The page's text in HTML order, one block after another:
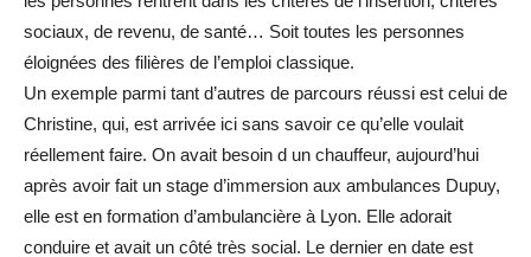
sociaux, de revenu, de santé… Soit toutes les personnes
éloignées des filières de l’emploi classique.
Un exemple parmi tant d’autres de parcours réussi est celui de
Christine, qui, est arrivée ici sans savoir ce qu’elle voulait
réellement faire. On avait besoin d un chauffeur, aujourd’hui
après avoir fait un stage d’immersion aux ambulances Dupuy,
elle est en formation d’ambulancière à Lyon. Elle adorait
conduire et avait un côté très social. Le dernier en date est